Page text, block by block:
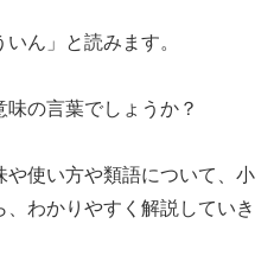
ん」と読みます。
味の言葉でしょうか？
や使い方や類語について、小
わかりやすく解説していき